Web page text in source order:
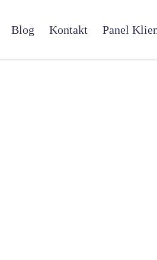
Blog Kontakt Panel